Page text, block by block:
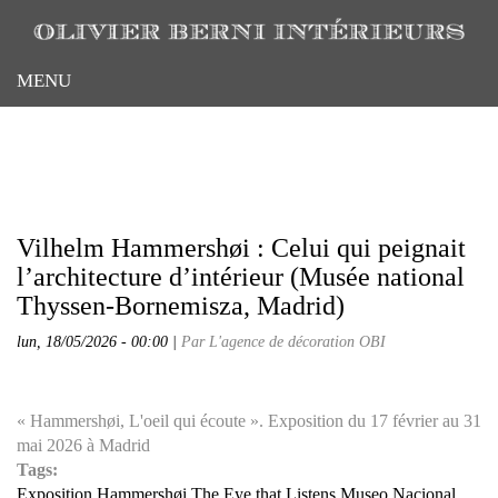
principal
MENU
Vilhelm Hammershøi : Celui qui peignait
l’architecture d’intérieur (Musée national
Thyssen-Bornemisza, Madrid)
lun, 18/05/2026 - 00:00 | Par L'agence de décoration OBI
« Hammershøi, L'oeil qui écoute ». Exposition du 17 février au 31
mai 2026 à Madrid
Tags:
Exposition Hammershøi The Eye that Listens Museo Nacional